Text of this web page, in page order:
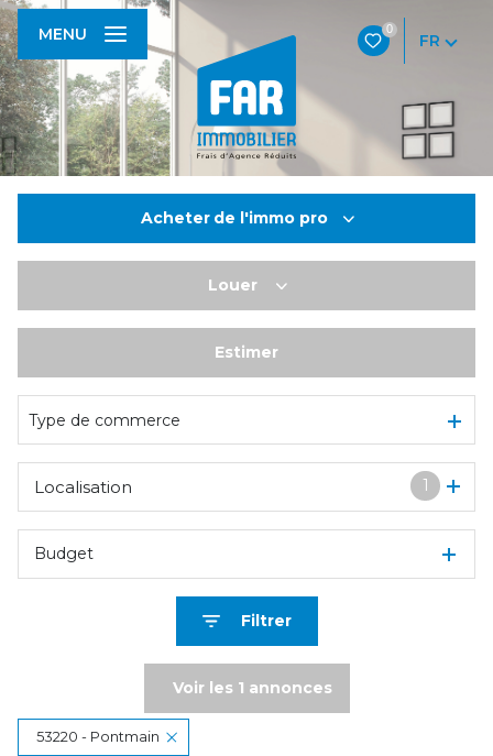
0
FR
MENU
Acheter de l'immo pro
De l'immo pro
Louer
De l'immo pro
Estimer
Type de commerce
1
Localisation
Budget
Filtrer
Voir les 1 annonces
53220 - Pontmain